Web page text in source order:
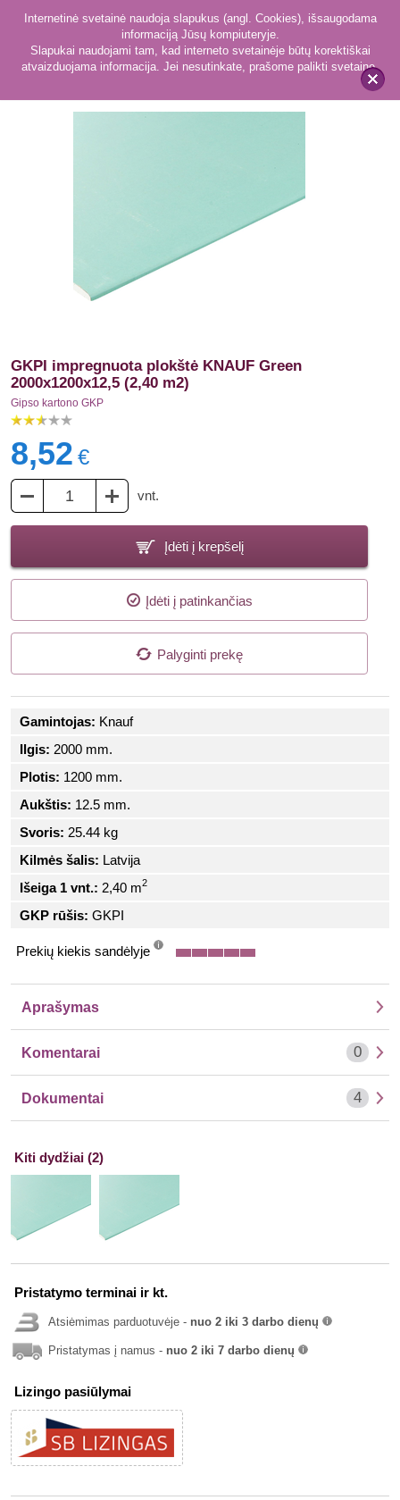
x
Internetinė svetainė naudoja slapukus (angl. Cookies), išsaugodama
informaciją Jūsų kompiuteryje.
Slapukai naudojami tam, kad interneto svetainėje būtų korektiškai
atvaizduojama informacija. Jei nesutinkate, prašome palikti svetainę.
Gipso kartono GKP 35
GKPI impregnuota plokštė KNAUF Green
2000x1200x12,5 (2,40 m2)
Gipso kartono GKP
8,52 €
vnt.
Įdėti į krepšelį
Įdėti į patinkančias
Palyginti prekę
Gamintojas: Knauf
Ilgis: 2000 mm.
Plotis: 1200 mm.
Aukštis: 12.5 mm.
Svoris: 25.44 kg
Kilmės šalis: Latvija
Išeiga 1 vnt.: 2,40 m2
GKP rūšis: GKPI
Prekių kiekis sandėlyje
Aprašymas
Komentarai 0
Dokumentai 4
Kiti dydžiai (2)
Pristatymo terminai ir kt.
Atsiėmimas parduotuvėje - nuo 2 iki 3 darbo dienų
Pristatymas į namus - nuo 2 iki 7 darbo dienų
Lizingo pasiūlymai